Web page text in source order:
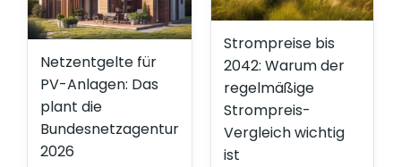
Netzentgelte für
PV-Anlagen: Das
plant die
Bundesnetzagentur
2026
Strompreise bis
2042: Warum der
regelmäßige
Strompreis-
Vergleich wichtig
ist